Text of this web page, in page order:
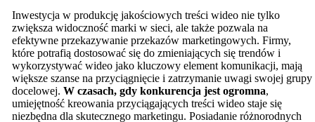
Inwestycja w produkcję jakościowych treści wideo nie tylko
zwiększa widoczność marki w sieci, ale także pozwala na
efektywne przekazywanie przekazów marketingowych. Firmy,
które potrafią dostosować się do zmieniających się trendów i
wykorzystywać wideo jako kluczowy element komunikacji, mają
większe szanse na przyciągnięcie i zatrzymanie uwagi swojej grupy
docelowej. W czasach, gdy konkurencja jest ogromna,
umiejętność kreowania przyciągających treści wideo staje się
niezbędna dla skutecznego marketingu. Posiadanie różnorodnych